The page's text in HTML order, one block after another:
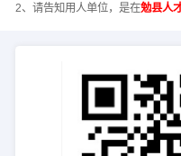
2、请告知用人单位，是在勉县人